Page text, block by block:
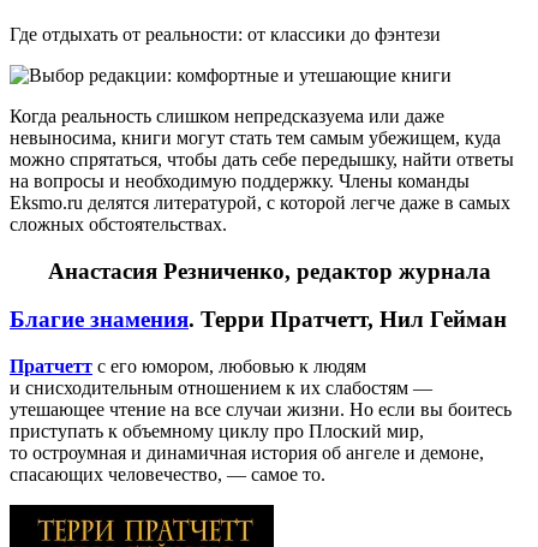
Где отдыхать от реальности: от классики до фэнтези
Когда реальность слишком непредсказуема или даже
невыносима, книги могут стать тем самым убежищем, куда
можно спрятаться, чтобы дать себе передышку, найти ответы
на вопросы и необходимую поддержку. Члены команды
Eksmo.ru делятся литературой, с которой легче даже в самых
сложных обстоятельствах.
Анастасия Резниченко, редактор журнала
Благие знамения. Терри Пратчетт, Нил Гейман
Пратчетт с его юмором, любовью к людям
и снисходительным отношением к их слабостям —
утешающее чтение на все случаи жизни. Но если вы боитесь
приступать к объемному циклу про Плоский мир,
то остроумная и динамичная история об ангеле и демоне,
спасающих человечество, — самое то.